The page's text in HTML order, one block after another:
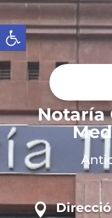
Abrir barra de
Notaría
